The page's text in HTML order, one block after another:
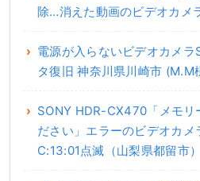
除…消えた動画のビデオカメ
電源が入らないビデオカメ
タ復旧 神奈川県川崎市 (M.M
SONY HDR-CX470「メモリ
ださい」エラーのビデオカメ
C:13:01点滅（山梨県都留市）